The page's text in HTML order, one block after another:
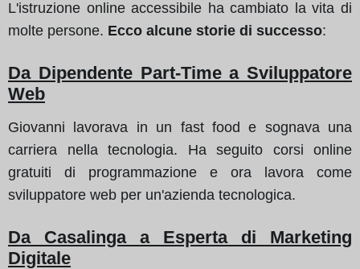
L'istruzione online accessibile ha cambiato la vita di
molte persone. Ecco alcune storie di successo:
Da Dipendente Part-Time a Sviluppatore
Web
Giovanni lavorava in un fast food e sognava una
carriera nella tecnologia. Ha seguito corsi online
gratuiti di programmazione e ora lavora come
sviluppatore web per un'azienda tecnologica.
Da Casalinga a Esperta di Marketing
Digitale